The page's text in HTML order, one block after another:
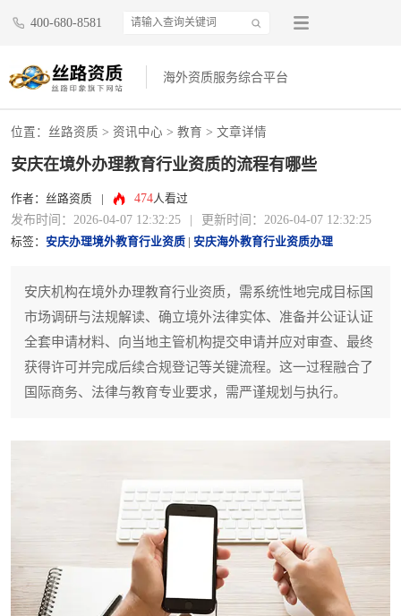
400-680-8581
海外资质服务综合平台
位置： 丝路资质 > 资讯中心 > 教育 > 文章详情
安庆在境外办理教育行业资质的流程有哪些
作者：丝路资质 474人看过
发布时间：2026-04-07 12:32:25 更新时间：2026-04-07 12:32:25
标签： 安庆办理境外教育行业资质 安庆海外教育行业资质办理
安庆机构在境外办理教育行业资质，需系统性地完成目标国
市场调研与法规解读、确立境外法律实体、准备并公证认证
全套申请材料、向当地主管机构提交申请并应对审查、最终
获得许可并完成后续合规登记等关键流程。这一过程融合了
国际商务、法律与教育专业要求，需严谨规划与执行。